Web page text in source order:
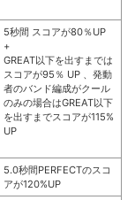
5秒間 スコアが80％UP
+
GREAT以下を出すまでは
スコアが95％ UP 、発動
者のバンド編成がクール
のみの場合はGREAT以下
を出すまでスコアが115%
UP
5.0秒間PERFECTのスコ
アが120%UP